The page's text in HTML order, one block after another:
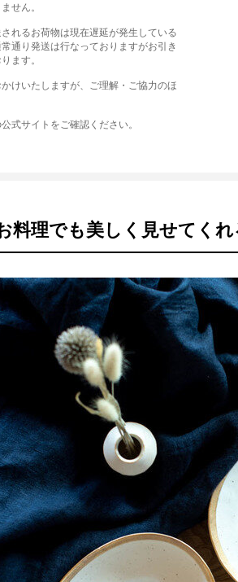
せん。
れるお荷物は現在遅延が発生している
通り発送は行なっておりますがお引き
ます。
けいたしますが、ご理解・ご協力のほ
式サイトをご確認ください。
料理でも美しく見せてくれ